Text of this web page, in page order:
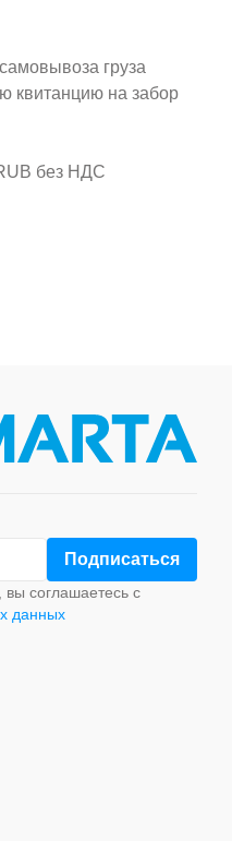
груза
квитанцию на забор
без НДС
соглашаетесь с
данных